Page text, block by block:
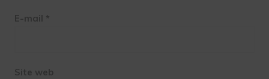
E-mail *
Site web